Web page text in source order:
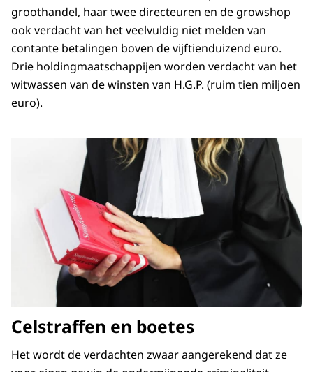
groothandel, haar twee directeuren en de growshop
ook verdacht van het veelvuldig niet melden van
contante betalingen boven de vijftienduizend euro.
Drie holdingmaatschappijen worden verdacht van het
witwassen van de winsten van H.G.P. (ruim tien miljoen
euro).
Celstraffen en boetes
Het wordt de verdachten zwaar aangerekend dat ze